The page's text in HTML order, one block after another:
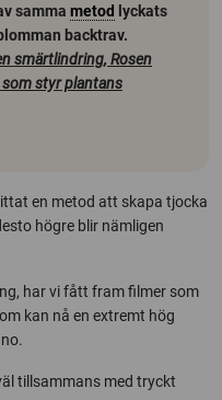
samma metod
lyckats
backtrav.
smärtlindring, Rosen
styr plantans
en metod att skapa tjocka
högre blir nämligen
har vi fått fram filmer som
kan nå en extremt hög
tillsammans med tryckt